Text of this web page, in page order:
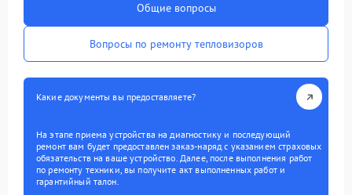
Общие вопросы
Вопросы по ремонту тепловизоров
Какие документы вы предоставляете?
На этапе приема устройства на диагностику и последующий
ремонт вам будет предоставлен заказ-наряд с указанием страховых
обязательств на ваше устройство. Далее, после выполнения работ
по ремонту техники, вы получите акт выполненных работ и
гарантийный талон.